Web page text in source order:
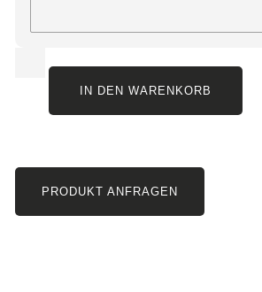
IN DEN WARENKORB
PRODUKT ANFRAGEN